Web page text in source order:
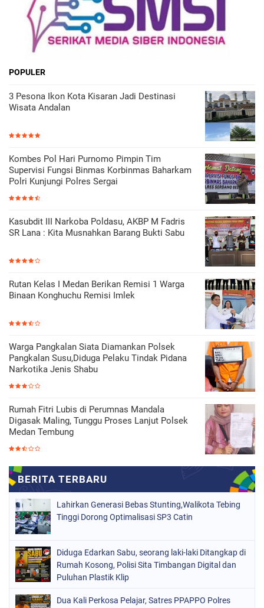
POPULER
3 Pesona Ikon Kota Kisaran Jadi Destinasi
Wisata Andalan
Kombes Pol Hari Purnomo Pimpin Tim
Supervisi Fungsi Binmas Korbinmas Baharkam
Polri Kunjungi Polres Sergai
Kasubdit III Narkoba Poldasu, AKBP M Fadris
SR Lana : Kita Musnahkan Barang Bukti Sabu
Rutan Kelas I Medan Berikan Remisi 1 Warga
Binaan Konghuchu Remisi Imlek
Warga Pangkalan Siata Diamankan Polsek
Pangkalan Susu,Diduga Pelaku Tindak Pidana
Narkotika Jenis Shabu
Rumah Fitri Lubis di Perumnas Mandala
Digasak Maling, Tunggu Proses Lanjut Polsek
Medan Tembung
Lahirkan Generasi Bebas Stunting,Walikota Tebing
Tinggi Dorong Optimalisasi SP3 Catin
Diduga Edarkan Sabu, seorang laki-laki Ditangkap di
Rumah Kosong, Polisi Sita Timbangan Digital dan
Puluhan Plastik Klip
Dua Kali Perkosa Pelajar, Satres PPAPPO Polres